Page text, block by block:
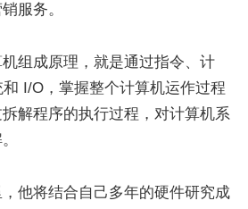
服务。
组成原理，就是通过指令、计
I/O，掌握整个计算机运作过程
解程序的执行过程，对计算机系
他将结合自己多年的硬件研究成